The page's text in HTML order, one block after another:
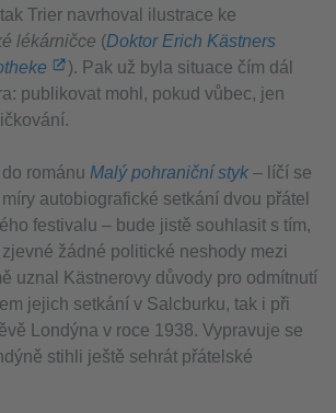
Trier navrhoval ilustrace ke
lékárničce (Doktor Erich Kästners
). Pak už byla situace čím dál
publikovat mohl, pokud vůbec, jen
románu Malý pohraniční styk – líčí se
autobiografické setkání dvou přátel
festivalu – bude jistě souhlasit s tím,
žádné politické neshody mezi
uznal Kästnerovy důvody pro odmítnutí
jejich setkání v Salcburku, tak i při
Londýna v roce 1938. Vypravuje se
stihli ještě sehrát přátelské